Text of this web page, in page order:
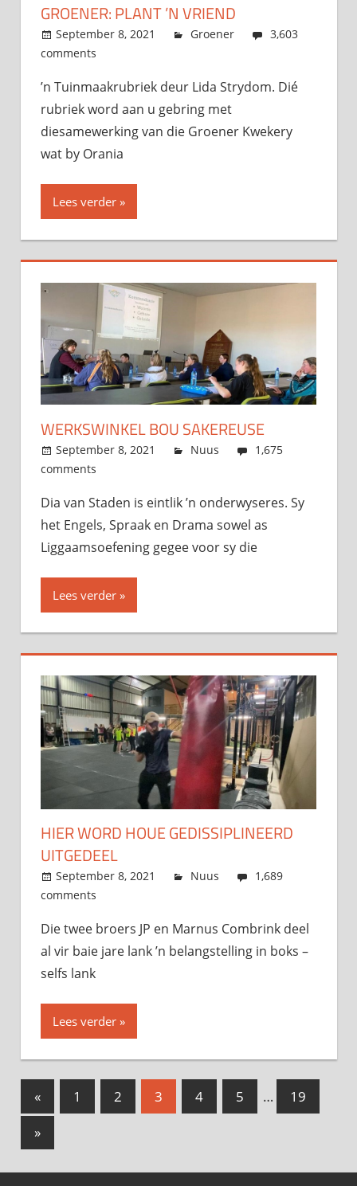
GROENER: PLANT ’N VRIEND
September 8, 2021 admin
Groener
3,603
comments
’n Tuinmaakrubriek deur Lida Strydom. Dié
rubriek word aan u gebring met
diesamewerking van die Groener Kwekery
wat by Orania
Lees verder
WERKSWINKEL BOU SAKEREUSE
September 8, 2021 admin
Nuus
1,675
comments
Dia van Staden is eintlik ’n onderwyseres. Sy
het Engels, Spraak en Drama sowel as
Liggaamsoefening gegee voor sy die
Lees verder
HIER WORD HOUE GEDISSIPLINEERD
UITGEDEEL
September 8, 2021 admin
Nuus
1,689
comments
Die twee broers JP en Marnus Combrink deel
al vir baie jare lank ’n belangstelling in boks –
selfs lank
Lees verder
Posts
navigation
«Previous
Posts
1 2 3 4 5 …
19
Next
Posts
»